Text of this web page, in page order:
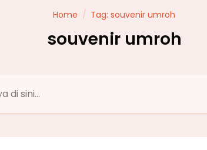
Home / Tag: souvenir umroh
souvenir umroh